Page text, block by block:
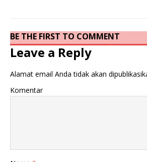
BE THE FIRST TO COMMENT
Leave a Reply
Alamat email Anda tidak akan
Komentar